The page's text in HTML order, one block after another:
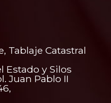
Tablaje Catastral
Estado y Silos
Juan Pablo II